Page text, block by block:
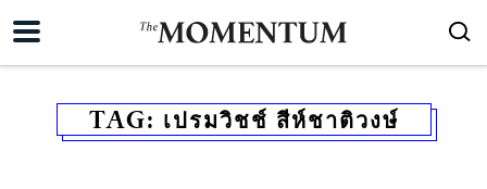
TAG: เปรมวิชช์ สีห์ชาติวงษ์